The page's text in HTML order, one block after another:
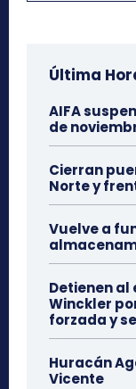
Última
AIFA
de
Cierran
Norte y
Vuelve a
Detienen
Winckler
forzada y
Huracán
Vicente